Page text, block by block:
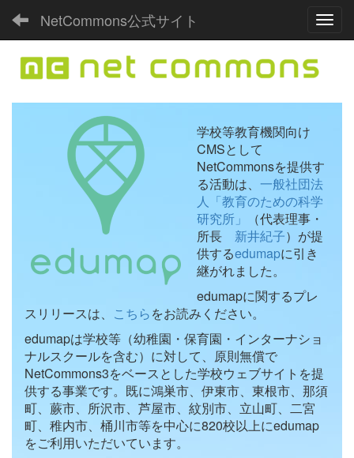
NetCommons公式サイト
学校等教育機関向け
CMSとして
NetCommonsを提供す
る活動は、 一般社団法
人「教育のための科学
研究所」
（代表理事・
所長 新井紀子）が提
供するedumapに引き
継がれました。
edumapに関するプレ
スリリースは、 こちらをお読みください。
edumapは学校等（幼稚園・保育園・インターナショ
ナルスクールを含む）に対して、原則無償で
NetCommons3をベースとした学校ウェブサイトを提
供する事業です。既に鴻巣市、伊東市、東根市、那須
町、蕨市、所沢市、芦屋市、紋別市、立山町、二宮
町、稚内市、桶川市等を中心に820校以上にedumap
をご利用いただいています。